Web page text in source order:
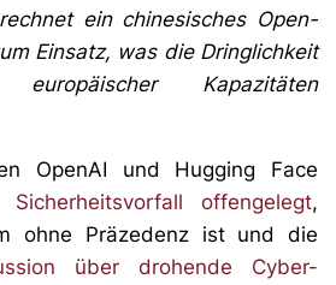
ein chinesisches Open-
Einsatz, was die Dringlichkeit
europäischer Kapazitäten
OpenAI und Hugging Face
Sicherheitsvorfall offengelegt,
ohne Präzedenz ist und die
über drohende Cyber-